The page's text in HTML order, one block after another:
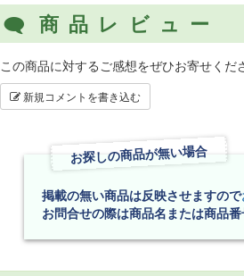
商品レビュー
この商品に対するご感想をぜひお寄せくだ
新規コメントを書き込む
お探しの商品が無い場合
掲載の無い商品は反映させますので
お問合せの際は商品名または商品番